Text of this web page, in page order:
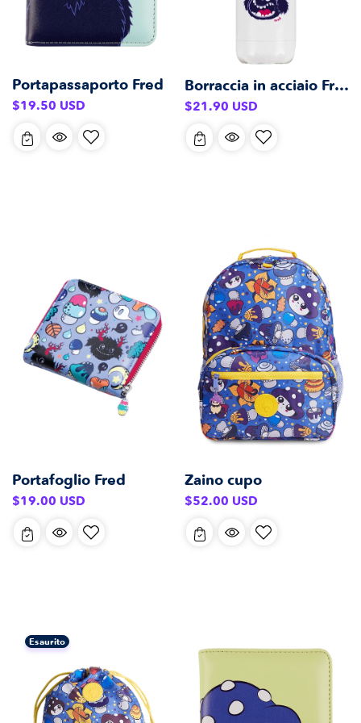
Portapassaporto Fred
Prezzo
listino
$19.50 USD
Borraccia in acciaio Fred (500 ml)
Prezzo
listino
$21.90 USD
Portafoglio Fred
Prezzo
listino
$19.00 USD
Zaino cupo
Prezzo
listino
$52.00 USD
Esaurito